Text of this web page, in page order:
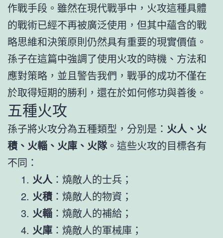
作戰手段。雖然在現代戰爭中，火攻這種具體
的戰術已經不再被廣泛使用，但其中蘊含的戰
略思維和決策原則仍然具有重要的現實價值。
孫子在這篇中強調了使用火攻的時機、方法和
應對策略，並且警告我們，戰爭的成功不僅在
於取得短期的勝利，還在於如何修功與善後。
五種火攻
孫子將火攻分為五種類型，分別是： 火人、火
積、火輜、火庫、火隊。這些火攻的目標各有
不同：
火人：燒敵人的士兵；
火積 ：燒敵人的物資；
火輜 ：燒敵人的補給；
火庫 ：燒敵人的軍械庫；